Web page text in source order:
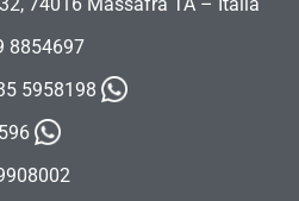
8854697
5958198